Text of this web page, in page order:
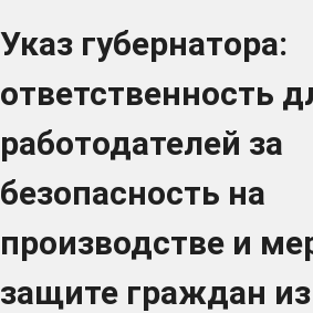
Указ губернатора:
ответственность
работодателей за
безопасность на
производстве и
защите граждан